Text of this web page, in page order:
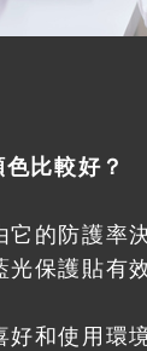
比較好？
的防護率
保護貼有
好和使用環